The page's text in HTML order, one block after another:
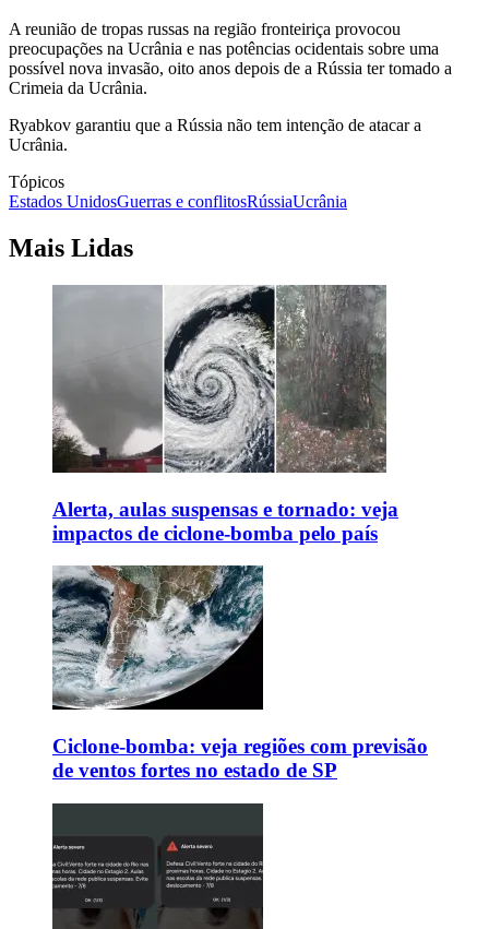
A reunião de tropas russas na região fronteiriça provocou
preocupações na Ucrânia e nas potências ocidentais sobre uma
possível nova invasão, oito anos depois de a Rússia ter tomado a
Crimeia da Ucrânia.
Ryabkov garantiu que a Rússia não tem intenção de atacar a
Ucrânia.
Tópicos
Estados UnidosGuerras e conflitosRússiaUcrânia
Mais Lidas
Alerta, aulas suspensas e tornado: veja
impactos de ciclone-bomba pelo país
Ciclone-bomba: veja regiões com previsão
de ventos fortes no estado de SP